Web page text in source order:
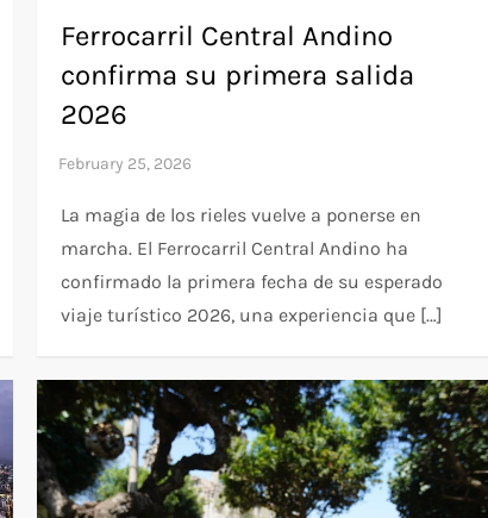
Ferrocarril Central Andino
confirma su primera salida
2026
La magia de los rieles vuelve a ponerse en
marcha. El Ferrocarril Central Andino ha
confirmado la primera fecha de su esperado
viaje turístico 2026, una experiencia que […]